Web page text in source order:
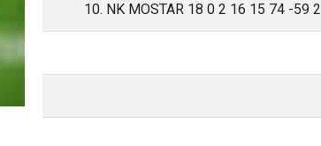
10. NK MOSTAR 18 0 2 16 15 74 -59 2